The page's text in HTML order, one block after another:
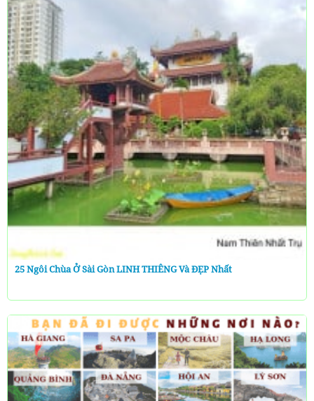
25 Ngôi Chùa Ở Sài Gòn LINH THIÊNG Và ĐẸP Nhất